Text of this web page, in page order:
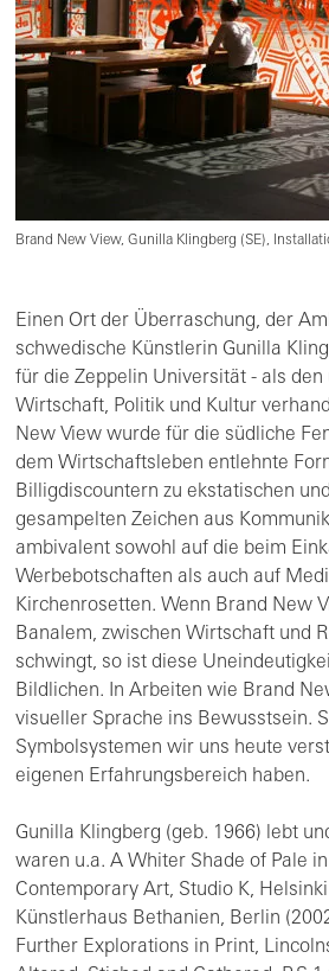
Brand New View, Gunilla Klingberg (SE),
Einen Ort der Überraschung, der
schwedische Künstlerin Gunilla
für die Zeppelin Universität - als
Wirtschaft, Politik und Kultur
New View wurde für die südliche
dem Wirtschaftsleben entlehnte
Billigdiscountern zu ekstatischen
gesampelten Zeichen aus
ambivalent sowohl auf die beim
Werbebotschaften als auch auf
Kirchenrosetten. Wenn Brand New
Banalem, zwischen Wirtschaft und
schwingt, so ist diese
Bildlichen. In Arbeiten wie Brand
visueller Sprache ins Bewusstsein.
Symbolsystemen wir uns heute
eigenen Erfahrungsbereich
Gunilla Klingberg (geb. 1966) lebt
waren u.a. A Whiter Shade of Pale
Contemporary Art, Studio K,
Künstlerhaus Bethanien, Berlin
Further Explorations in Print,